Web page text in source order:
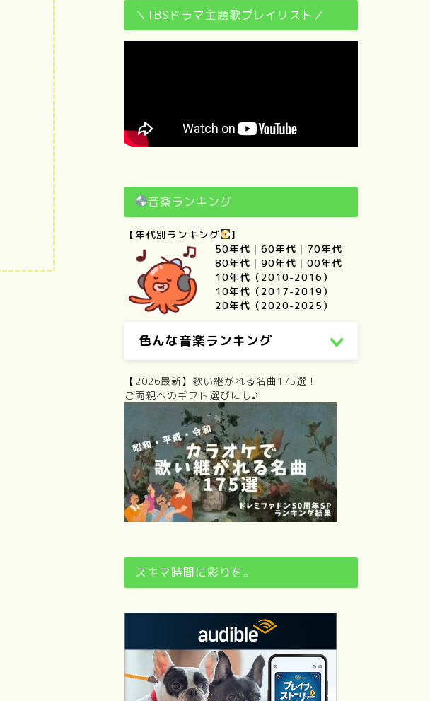
＼TBSドラマ主題歌プレイリスト／
音楽ランキング
【年代別ランキング
】
50年代 ｜ 60年代 ｜ 70年代
80年代 ｜ 90年代 ｜ 00年代
10年代（2010-2016）
10年代（2017-2019）
20年代（2020-2025）
色んな音楽ランキング
【2026最新】歌い継がれる名曲175選！
ご両親へのギフト選びにも♪
スキマ時間に彩りを。